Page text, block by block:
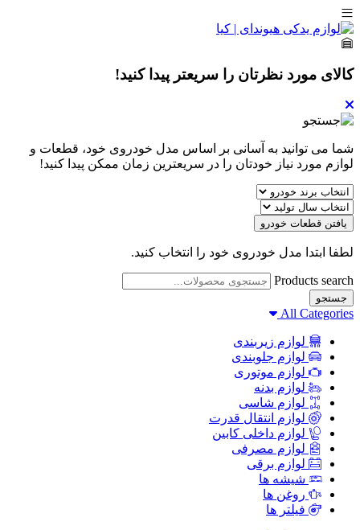
کالای مورد نظرتان را سریعتر پیدا کنید!
شما می توانید به آسانی بر اساس مدل خودروی خود، قطعات و
لوازم مورد نیاز خودتان را در سریعترین زمان ممکن پیدا کنید!
یافتن قطعات خودرو
لطفا ابتدا مدل خودروی خود را انتخاب کنید.
Products search
جستجو
All Categories
لوازم زیربندی
لوازم جلوبندی
لوازم موتوری
لوازم بدنه
لوازم شاسی
لوازم انتقال قدرت
لوازم داخلی کابین
لوازم مصرفی
لوازم برقی
شیشه ها
روغن ها
فیلتر ها